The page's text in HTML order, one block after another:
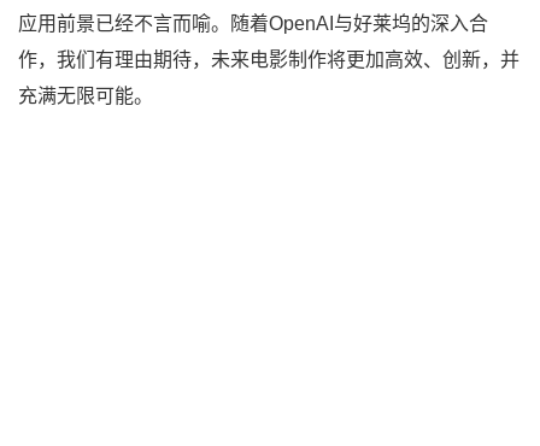
应用前景已经不言而喻。随着OpenAI与好莱坞的深入合
作，我们有理由期待，未来电影制作将更加高效、创新，并
充满无限可能。